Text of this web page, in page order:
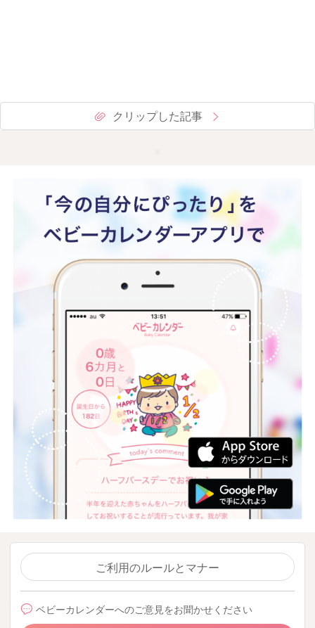
クリップした記事
ご利用のルールとマナー
ベビーカレンダーへのご意見をお聞かせください